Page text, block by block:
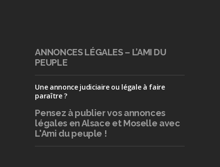
ANNONCES LÉGALES – L’AMI DU
PEUPLE
Une annonce judiciaire ou légale à faire
paraître ?
Pensez à publiervos annonces
légales en Alsace et Moselle avec
L'Ami du peuple !